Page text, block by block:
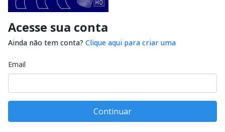
Acesse sua conta
Ainda não tem conta? Clique aqui para criar uma
Email
Continuar